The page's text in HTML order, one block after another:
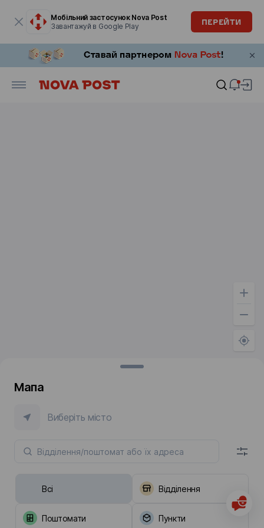
Мобільний застосунок Nova Post
Завантажуй в Google Play
ПЕРЕЙТИ
Мапа
Виберіть місто
Всі Відділення
Поштомати Пункти